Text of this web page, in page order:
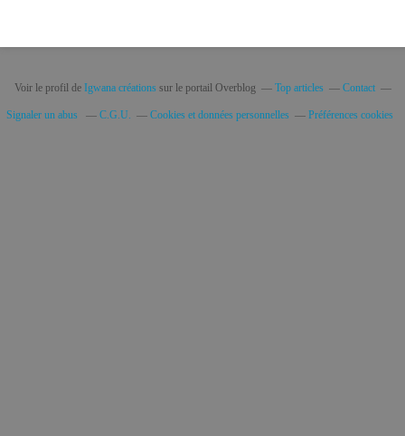
Voir le profil de Igwana créationssur le portail Overblog Top articles Contact
Signaler un abus C.G.U. Cookies et données personnelles Préférences cookies